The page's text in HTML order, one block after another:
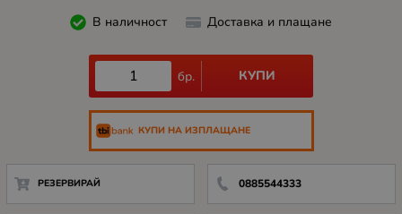
В наличност Доставка и плащане
бр. КУПИ
КУПИ НА ИЗПЛАЩАНЕ
РЕЗЕРВИРАЙ 0885544333